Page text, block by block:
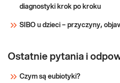
diagnostyki krok po kroku
SIBO u dzieci – przyczyny,
Ostatnie pytania i
Czym są eubiotyki?